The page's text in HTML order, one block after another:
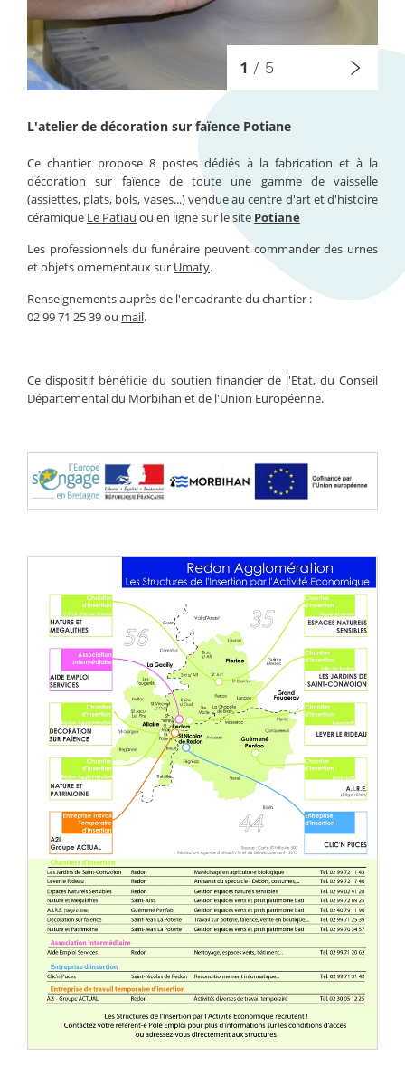
1 / 5
L'atelier de décoration sur faïence Potiane
Ce chantier propose 8 postes dédiés à la fabrication et à la
décoration sur faïence de toute une gamme de vaisselle
(assiettes, plats, bols, vases...) vendue au centre d'art et d'histoire
céramique Le Patiau ou en ligne sur le site Potiane
Les professionnels du funéraire peuvent commander des urnes
et objets ornementaux sur Umaty.
Renseignements auprès de l'encadrante du chantier :
02 99 71 25 39 ou mail.
Ce dispositif bénéficie du soutien financier de l'Etat, du Conseil
Départemental du Morbihan et de l'Union Européenne.